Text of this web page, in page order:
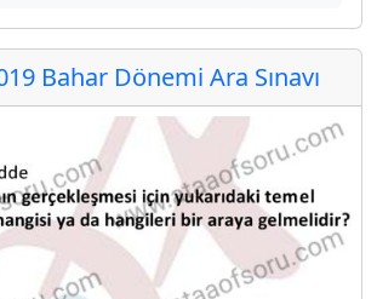
Bahar Dönemi Ara Sınavı